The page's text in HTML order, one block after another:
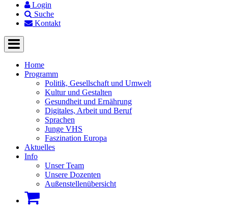
Login
Suche
Kontakt
Home
Programm
Politik, Gesellschaft und Umwelt
Kultur und Gestalten
Gesundheit und Ernährung
Digitales, Arbeit und Beruf
Sprachen
Junge VHS
Faszination Europa
Aktuelles
Info
Unser Team
Unsere Dozenten
Außenstellenübersicht